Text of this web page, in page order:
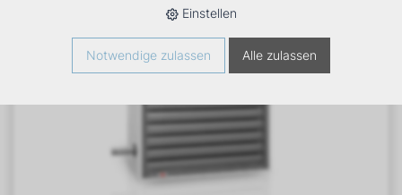
Einstellen
Notwendige zulassen Alle zulassen